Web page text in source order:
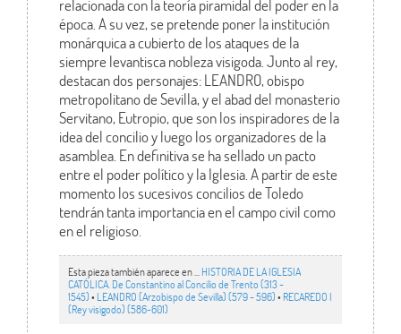
relacionada con la teoría piramidal del poder en la
época. A su vez, se pretende poner la institución
monárquica a cubierto de los ataques de la
siempre levantisca nobleza visigoda. Junto al rey,
destacan dos personajes: LEANDRO, obispo
metropolitano de Sevilla, y el abad del monasterio
Servitano, Eutropio, que son los inspiradores de la
idea del concilio y luego los organizadores de la
asamblea. En definitiva se ha sellado un pacto
entre el poder político y la Iglesia. A partir de este
momento los sucesivos concilios de Toledo
tendrán tanta importancia en el campo civil como
en el religioso.
Esta pieza también aparece en ... HISTORIA DE LA IGLESIA
CATÓLICA. De Constantino al Concilio de Trento (313 -
1545)• LEANDRO (Arzobispo de Sevilla) (579 - 596)• RECAREDO I
(Rey visigodo) (586-601)